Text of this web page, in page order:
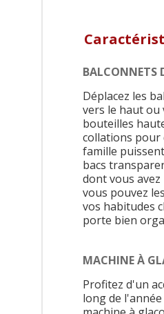
BALCONNETS
Déplacez les
vers le haut ou
bouteilles
collations pour
famille
bacs
dont vous
vous pouvez
vos habitudes
porte bien
MACHINE À
Profitez d'un
long de